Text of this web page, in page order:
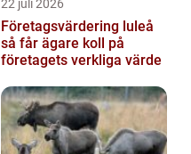
22 juli 2026
Företagsvärdering luleå
så får ägare koll på
företagets verkliga värde